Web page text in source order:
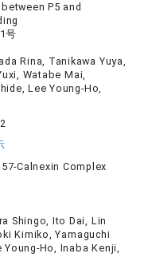
P5 and
号
Rina, Tanikawa Yuya,
Watabe Mai,
Lee Young-Ho,
Calnexin Complex
Shingo, Ito Dai, Lin
Kimiko, Yamaguchi
Ho, Inaba Kenji,